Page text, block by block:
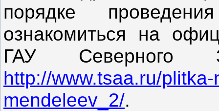
порядке
ознакомиться на
ГАУ Северного
http://www.tsaa.ru/
mendeleev_2/.